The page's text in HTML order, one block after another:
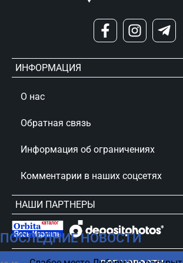
ПОСЛЕДНИЕ НОВОСТИ
ИНФОРМАЦИЯ
О нас
Обратная связь
Информация об ограничениях
Комментарии в наших соцсетях
НАШИ ПАРТНЕРЫ